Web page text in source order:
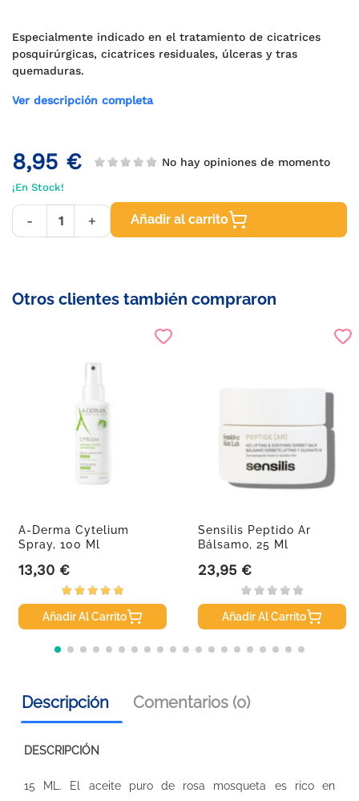
Especialmente indicado en el tratamiento de cicatrices
posquirúrgicas, cicatrices residuales, úlceras y tras
quemaduras.
Ver descripción completa
8,95 € No hay opiniones de momento
¡En Stock!
- + Añadir al carrito
Otros clientes también compraron
A-Derma Cytelium
Spray, 100 Ml
Precio
13,30 €
Añadir Al Carrito
Sensilis Peptido Ar
Bálsamo, 25 Ml
Precio
23,95 €
Añadir Al Carrito
Descripción Comentarios (0)
DESCRIPCIÓN
15 ML. El aceite puro de rosa mosqueta es rico en